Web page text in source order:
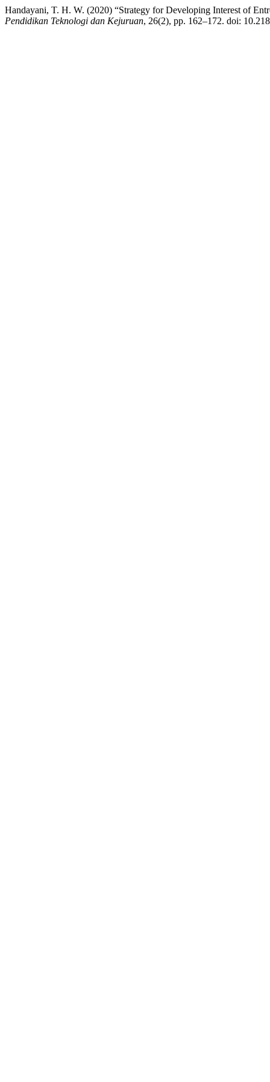
Handayani, T. H. W. (2020) “Strategy for Developing Interest of
Pendidikan Teknologi dan Kejuruan, 26(2), pp. 162–172. doi: